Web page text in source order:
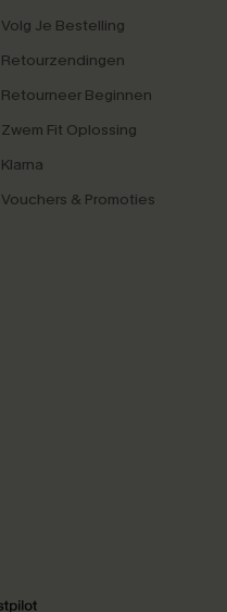
Volg Je Bestelling
Retourzendingen
Retourneer Beginnen
Zwem Fit Oplossing
Klarna
Vouchers & Promoties